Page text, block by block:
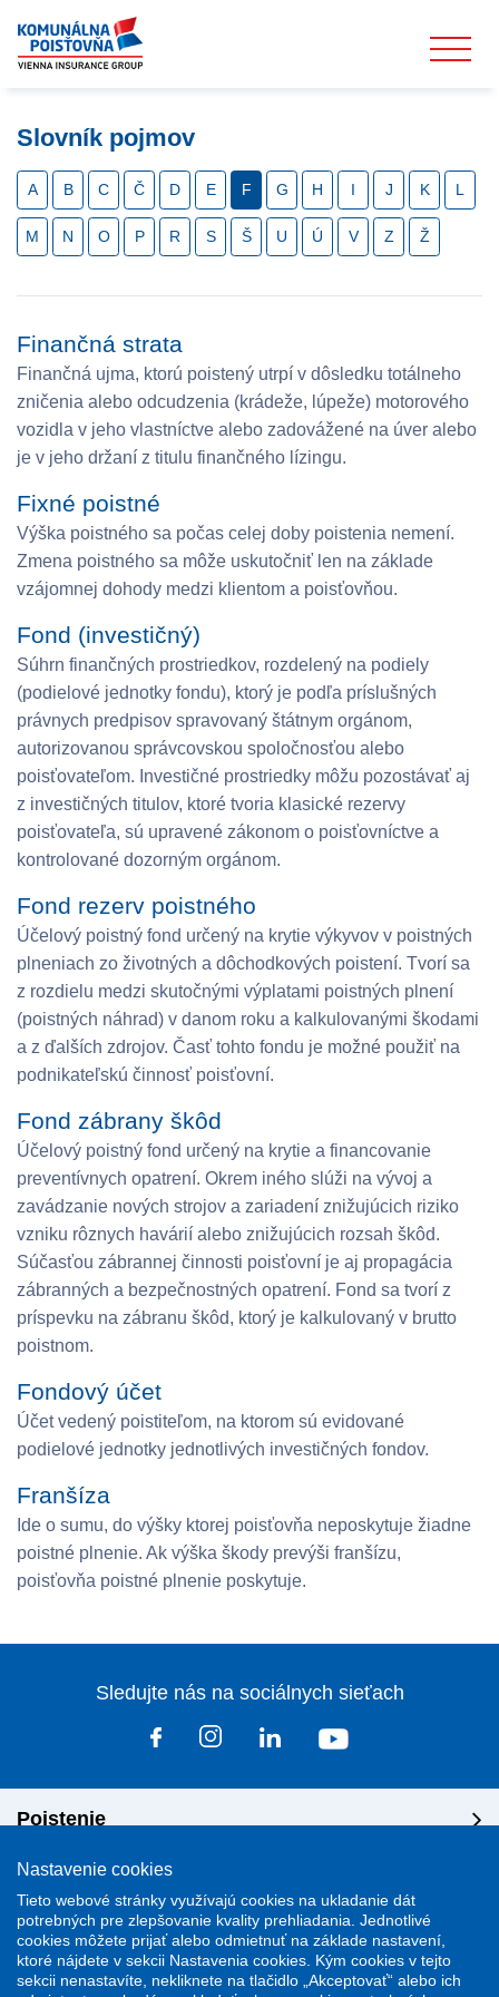
Nastavenie cookies
Tieto webové stránky využívajú cookies na ukladanie dát
potrebných pre zlepšovanie kvality prehliadania. Jednotlivé
cookies môžete prijať alebo odmietnuť na základe nastavení,
ktoré nájdete v sekcii Nastavenia cookies. Kým cookies v tejto
sekcii nenastavíte, nekliknete na tlačidlo „Akceptovať“ alebo ich
Slovník pojmov
Preskočiť na hlavný obsah
A B C Č D E F G H I J K L
M N O P R S Š U Ú V Z Ž
Finančná strata
Finančná ujma, ktorú poistený utrpí v dôsledku totálneho
zničenia alebo odcudzenia (krádeže, lúpeže) motorového
vozidla v jeho vlastníctve alebo zadovážené na úver alebo
je v jeho držaní z titulu finančného lízingu.
Fixné poistné
Výška poistného sa počas celej doby poistenia nemení.
Zmena poistného sa môže uskutočniť len na základe
vzájomnej dohody medzi klientom a poisťovňou.
Fond (investičný)
Súhrn finančných prostriedkov, rozdelený na podiely
(podielové jednotky fondu), ktorý je podľa príslušných
právnych predpisov spravovaný štátnym orgánom,
autorizovanou správcovskou spoločnosťou alebo
poisťovateľom. Investičné prostriedky môžu pozostávať aj
z investičných titulov, ktoré tvoria klasické rezervy
poisťovateľa, sú upravené zákonom o poisťovníctve a
kontrolované dozorným orgánom.
Fond rezerv poistného
Účelový poistný fond určený na krytie výkyvov v poistných
plneniach zo životných a dôchodkových poistení. Tvorí sa
z rozdielu medzi skutočnými výplatami poistných plnení
(poistných náhrad) v danom roku a kalkulovanými škodami
a z ďalších zdrojov. Časť tohto fondu je možné použiť na
podnikateľskú činnosť poisťovní.
Fond zábrany škôd
Účelový poistný fond určený na krytie a financovanie
preventívnych opatrení. Okrem iného slúži na vývoj a
zavádzanie nových strojov a zariadení znižujúcich riziko
vzniku rôznych havárií alebo znižujúcich rozsah škôd.
Súčasťou zábrannej činnosti poisťovní je aj propagácia
zábranných a bezpečnostných opatrení. Fond sa tvorí z
príspevku na zábranu škôd, ktorý je kalkulovaný v brutto
poistnom.
Fondový účet
Účet vedený poistiteľom, na ktorom sú evidované
podielové jednotky jednotlivých investičných fondov.
Franšíza
Ide o sumu, do výšky ktorej poisťovňa neposkytuje žiadne
poistné plnenie. Ak výška škody prevýši franšízu,
poisťovňa poistné plnenie poskytuje.
Sledujte nás na sociálnych sieťach
Poistenie
Riešenie škôd
Dôležité odkazy